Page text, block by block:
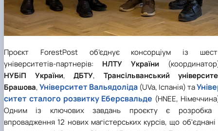
Проєкт ForestPost об’єднує консорціум із
університетів-партнерів: НЛТУ України
НУБіП України, ДБТУ, Трансільванський
Брашова,Університет Вальядоліда (UVa, Іспанія) та
ситет сталого розвитку Еберсвальде (HNEE,
Одним із ключових завдань проєкту є розробка
впровадження 12 нових магістерських курсів, що об'єднані